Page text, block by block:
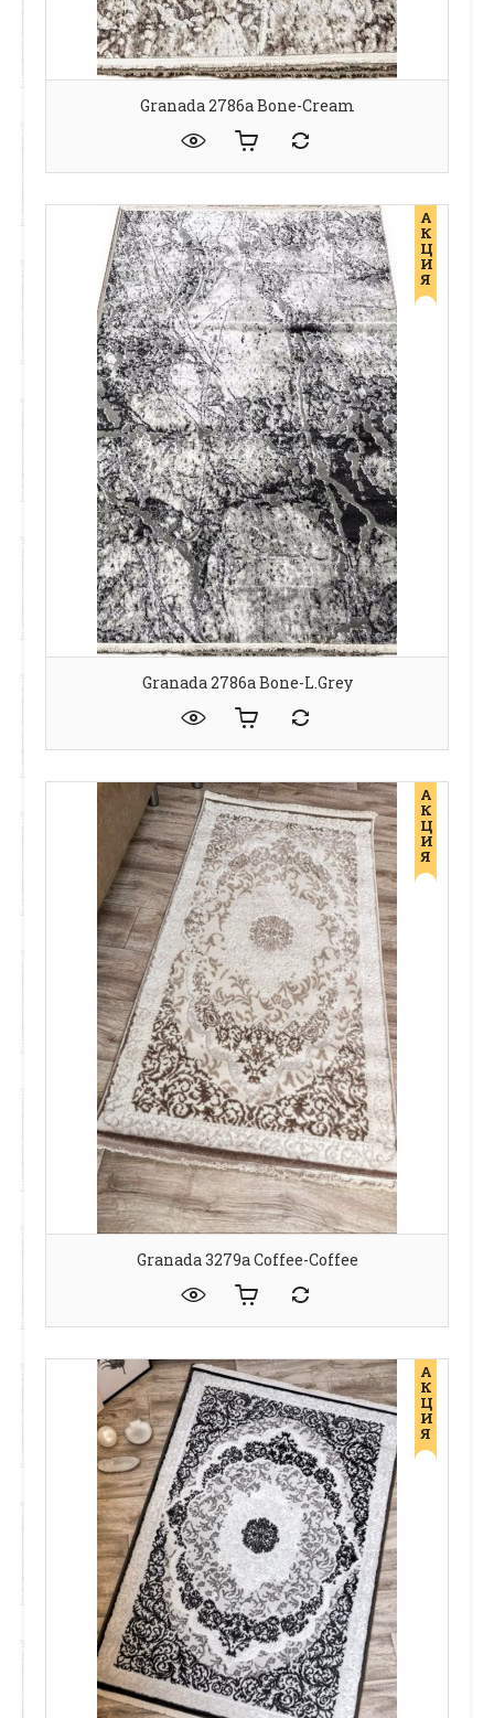
Granada 2786a Bone-Cream
А
К
Ц
И
Я
Granada 2786a Bone-L.grey
А
К
Ц
И
Я
Granada 3279a Coffee-Coffee
А
К
Ц
И
Я